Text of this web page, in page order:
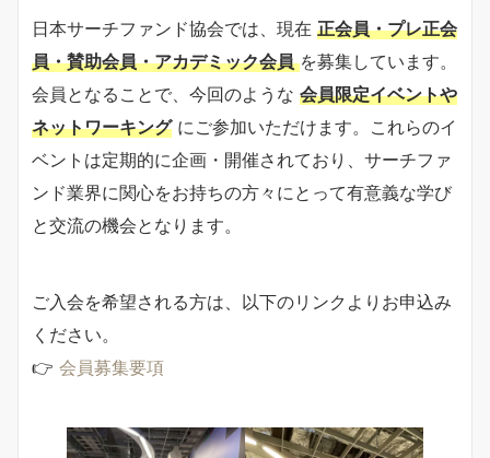
日本サーチファンド協会では、現在 正会員・プレ正会
員・賛助会員・アカデミック会員 を募集しています。
会員となることで、今回のような 会員限定イベントや
ネットワーキングにご参加いただけます。これらのイ
ベントは定期的に企画・開催されており、サーチファ
ンド業界に関心をお持ちの方々にとって有意義な学び
と交流の機会となります。
ご入会を希望される方は、以下のリンクよりお申込み
ください。
👉 会員募集要項